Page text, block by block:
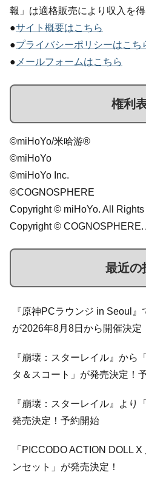
報」は適格販売により収入を得
●サイト概要はこちら
●プライバシーポリシーはこち
● メールフォームはこちら
権利
©miHoYo/米哈游®
©miHoYo
©miHoYo Inc.
©COGNOSPHERE
Copyright © miHoYo. All Rights
Copyright © COGNOSPHERE.
最近の
『原神PCラウンジ in Seoul
が2026年8月8日から開催決定
『崩壊：スターレイル』から
タ＆スコート」が発売決定！
『崩壊：スターレイル』より
発売決定！予約開始
「PICCODO ACTION DOLL
ンセット」が発売決定！